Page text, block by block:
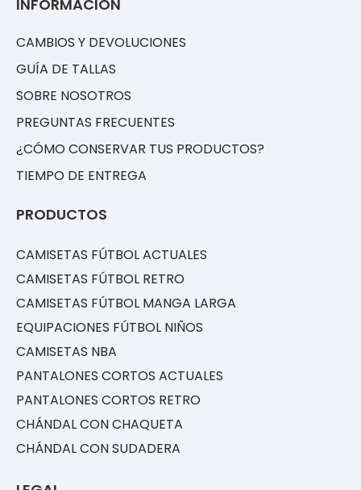
INFORMACIÓN
CAMBIOS Y DEVOLUCIONES
GUÍA DE TALLAS
SOBRE NOSOTROS
PREGUNTAS FRECUENTES
¿CÓMO CONSERVAR TUS PRODUCTOS?
TIEMPO DE ENTREGA
PRODUCTOS
CAMISETAS FÚTBOL ACTUALES
CAMISETAS FÚTBOL RETRO
CAMISETAS FÚTBOL MANGA LARGA
EQUIPACIONES FÚTBOL NIÑOS
CAMISETAS NBA
PANTALONES CORTOS ACTUALES
PANTALONES CORTOS RETRO
CHÁNDAL CON CHAQUETA
CHÁNDAL CON SUDADERA